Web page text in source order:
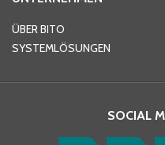
ÜBER BITO
SYSTEMLÖSUNGEN
SOCIAL